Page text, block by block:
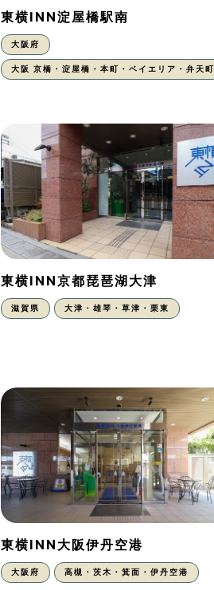
東横INN淀屋橋駅南
大阪府
大阪 京橋・淀屋橋・本町・ベイエリア・弁天町
東横INN京都琵琶湖大津
滋賀県 大津・雄琴・草津・栗東
東横INN大阪伊丹空港
大阪府 高槻・茨木・箕面・伊丹空港